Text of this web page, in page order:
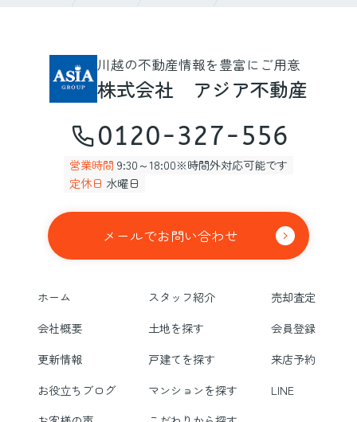
川越の不動産情報を豊富にご用意
株式会社 アジア不動産
0120-327-556
営業時間 9:30～18:00※時間外対応可能です
定休日 水曜日
メールでお問い合わせ
ホーム スタッフ紹介
売却査定
会社概要
土地を探す
会員登録
更新情報
戸建てを探す
来店予約
お役立ちブログ
マンションを探す
LINE